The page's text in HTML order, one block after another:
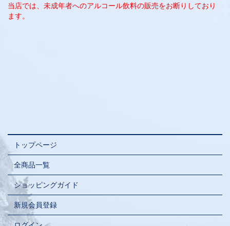
当店では、未成年者へのアルコール飲料の販売をお断りしており
ます。
トップページ
全商品一覧
ショッピングガイド
新規会員登録